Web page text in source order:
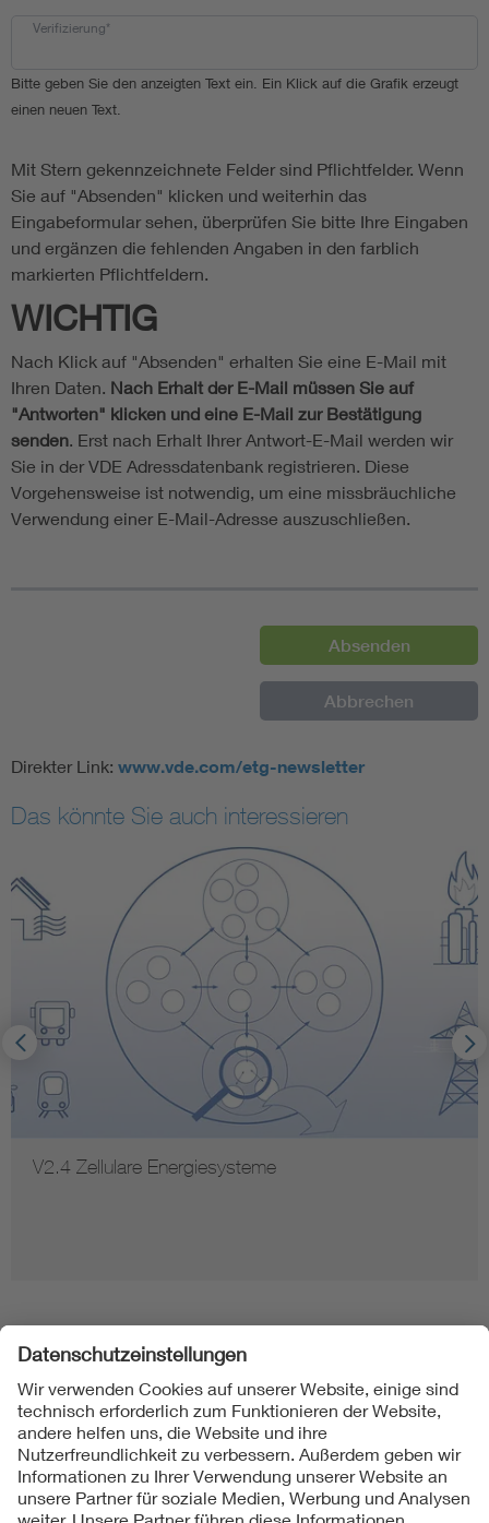
Verifizierung*
Bitte geben Sie den anzeigten Text ein. Ein Klick auf die Grafik erzeugt
einen neuen Text.
Mit Stern gekennzeichnete Felder sind Pflichtfelder. Wenn
Sie auf "Absenden" klicken und weiterhin das
Eingabeformular sehen, überprüfen Sie bitte Ihre Eingaben
und ergänzen die fehlenden Angaben in den farblich
markierten Pflichtfeldern.
WICHTIG
Nach Klick auf "Absenden" erhalten Sie eine E-Mail mit
Ihren Daten. Nach Erhalt der E-Mail müssen Sie auf
"Antworten" klicken und eine E-Mail zur Bestätigung
senden. Erst nach Erhalt Ihrer Antwort-E-Mail werden wir
Sie in der VDE Adressdatenbank registrieren. Diese
Vorgehensweise ist notwendig, um eine missbräuchliche
Verwendung einer E-Mail-Adresse auszuschließen.
Direkter Link: www.vde.com/etg-newsletter
Das könnte Sie auch interessieren
V2.4 Zellulare Energiesysteme
Folgen Sie uns